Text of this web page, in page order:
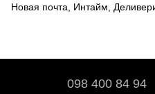
Новая почта, Интайм,
098 400 84 94‬